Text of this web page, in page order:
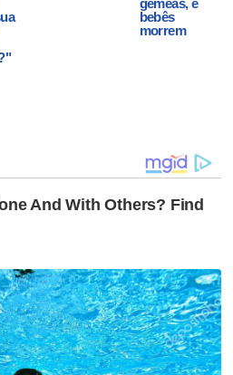
gêmeas, e
bebês
morrem